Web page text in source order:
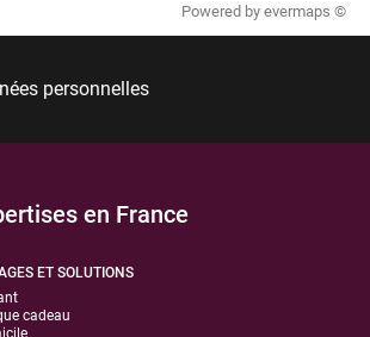
Powered by evermaps ©
personnelles
en France
ET SOLUTIONS
cadeau